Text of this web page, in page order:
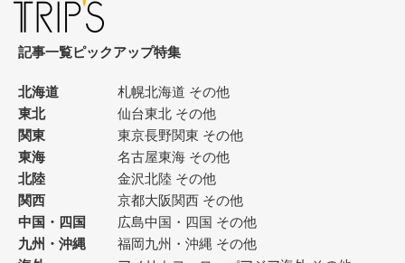
記事一覧ピックアップ特集
北海道 札幌北海道 その他
東北
仙台東北 その他
関東
東京長野関東 その他
東海
名古屋東海 その他
北陸
金沢北陸 その他
関西
京都大阪関西 その他
中国・四国
広島中国・四国 その他
九州・沖縄
福岡九州・沖縄 その他